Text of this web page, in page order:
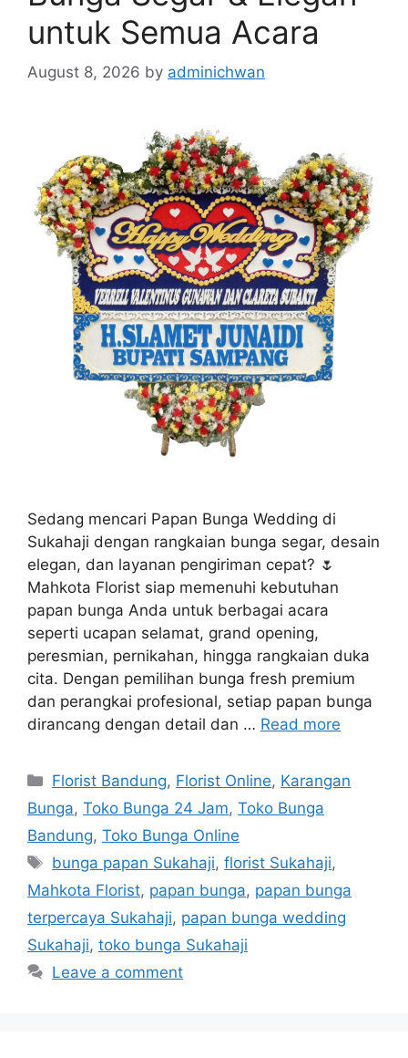
untuk Semua Acara
August 8, 2026 by adminichwan
Sedang mencari Papan Bunga Wedding di
Sukahaji dengan rangkaian bunga segar, desain
elegan, dan layanan pengiriman cepat? 🌷
Mahkota Florist siap memenuhi kebutuhan
papan bunga Anda untuk berbagai acara
seperti ucapan selamat, grand opening,
peresmian, pernikahan, hingga rangkaian duka
cita. Dengan pemilihan bunga fresh premium
dan perangkai profesional, setiap papan bunga
dirancang dengan detail dan … Read more
Florist Bandung, Florist Online, Karangan
Bunga, Toko Bunga 24 Jam, Toko Bunga
Bandung, Toko Bunga Online
bunga papan Sukahaji,florist Sukahaji,
Mahkota Florist, papan bunga, papan bunga
terpercaya Sukahaji, papan bunga wedding
Sukahaji, toko bunga Sukahaji
Leave a comment